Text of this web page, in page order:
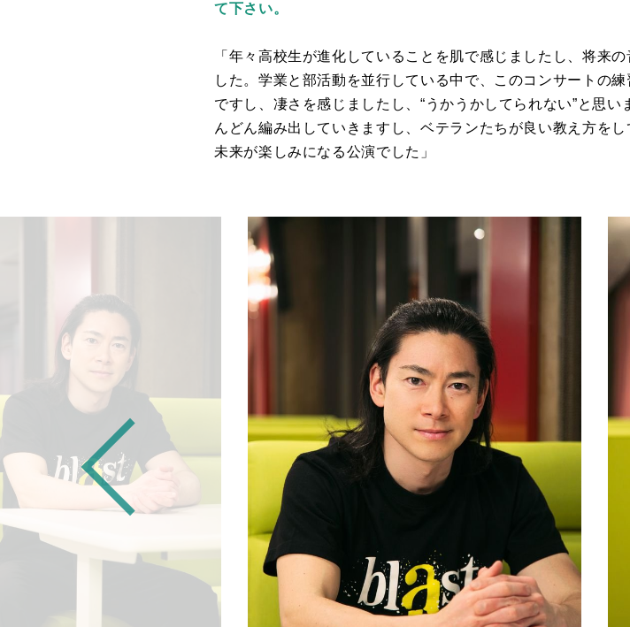
て下さい。
「年々高校生が進化していることを肌で感じましたし、将来
した。学業と部活動を並行している中で、このコンサートの
ですし、凄さを感じましたし、“うかうかしてられない”と思
んどん編み出していきますし、ベテランたちが良い教え方を
未来が楽しみになる公演でした」